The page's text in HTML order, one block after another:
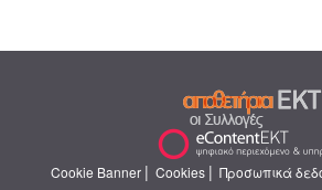
Cookie Banner | Cookies | Προσωπικά